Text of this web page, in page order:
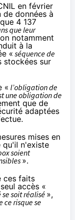
en février
données à
4 137
que leur
notamment
à la
« séquence de
stockées sur
« l’obligation de
une obligation de
que de
adaptées
mises en
qu'il n'existe
soient
».
ces faits
accès «
soit réalisé »,
risque se